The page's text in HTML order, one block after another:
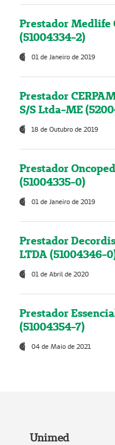
Prestador Medlife
(51004334-2)
01 de Janeiro de 2019
Prestador
S/S Ltda-ME
18 de Outubro de 2019
Prestador
(51004335-0)
01 de Janeiro de 2019
Prestador
LTDA (51004346-
01 de Abril de 2020
Prestador
(51004354-7)
04 de Maio de 2021
Unimed